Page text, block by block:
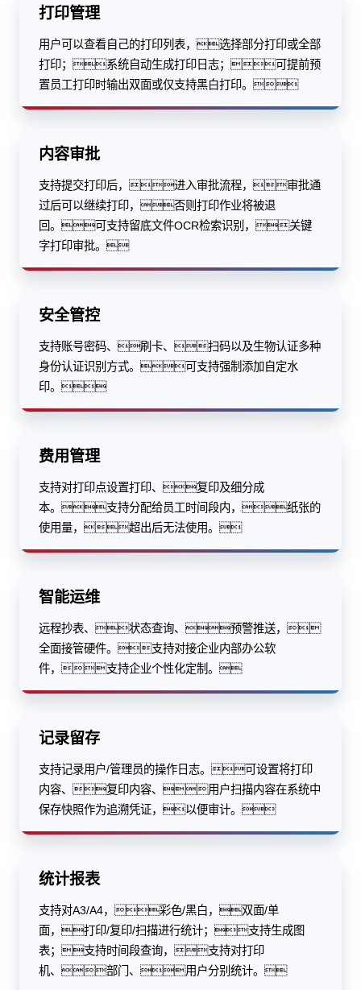
打印管理
用户可以查看自己的打印列表，选择部分打印或全部
打印；系统自动生成打印日志；可提前预
置员工打印时输出双面或仅支持黑白打印。
内容审批
支持提交打印后，进入审批流程，审批通
过后可以继续打印，否则打印作业将被退
回。可支持留底文件OCR检索识别，关键
字打印审批。
安全管控
支持账号密码、刷卡、扫码以及生物认证多种
身份认证识别方式。可支持强制添加自定水
印。
费用管理
支持对打印点设置打印、复印及细分成
本。支持分配给员工时间段内，纸张的
使用量，超出后无法使用。
智能运维
远程抄表、状态查询、预警推送，
全面接管硬件。支持对接企业内部办公软
件，支持企业个性化定制。
记录留存
支持记录用户/管理员的操作日志。可设置将打印
内容、复印内容、用户扫描内容在系统中
保存快照作为追溯凭证，以便审计。
统计报表
支持对A3/A4，彩色/黑白，双面/单
面，打印/复印/扫描进行统计；支持生成图
表；支持时间段查询，支持对打印
机、部门、用户分别统计。